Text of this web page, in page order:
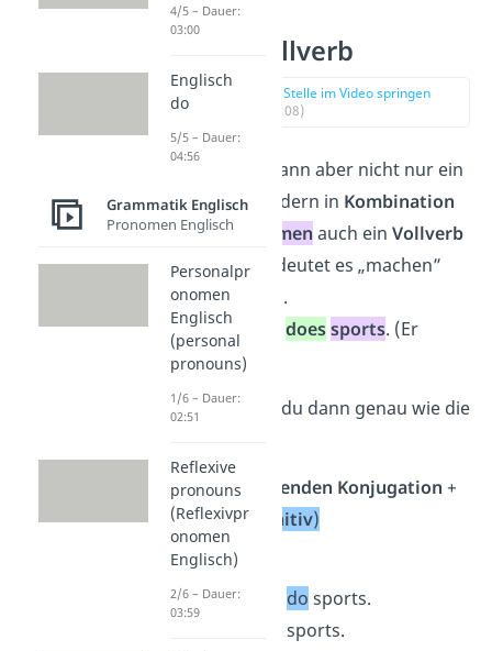
Do als Vollverb
zur Stelle im Video springen
(02:08)
kann aber nicht nur ein
Hilfsverb, sondern in Kombination
mit einem
Nomen auch ein Vollverb
sein. Dann bedeutet es „machen”
oder „treiben”.
→ Beispiel: He does sports. (Er
macht Sport
Das verneinst du dann genau wie die
doin der passenden Konjugation +
not+do(Infinitiv)
Beispiel:
✓Hedoes do sports.
sports.
4/5 – Dauer:
03:00
Englisch
do
5/5 – Dauer:
04:56
Grammatik Englisch
Pronomen Englisch
Personalpr
onomen
Englisch
(personal
pronouns)
1/6 – Dauer:
02:51
Reflexive
pronouns
(Reflexivpr
onomen
Englisch)
2/6 – Dauer:
03:59